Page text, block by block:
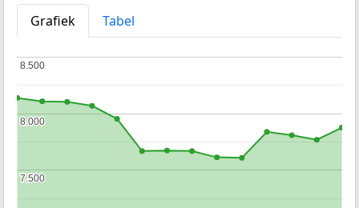
Grafiek
Tabel
7.500
7.500
8.000
8.000
8.500
8.500